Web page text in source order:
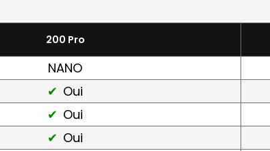
200 Pro
NANO
Oui
Oui
Oui